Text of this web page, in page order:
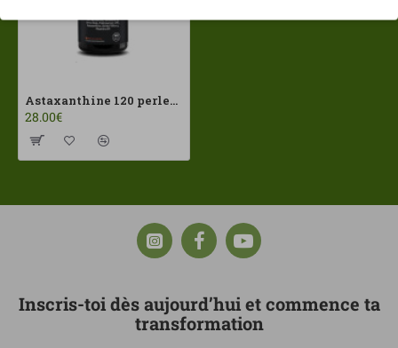
Astaxanthine 120 perles ZENement
28.00€
Inscris-toi dès aujourd’hui et commence ta
transformation